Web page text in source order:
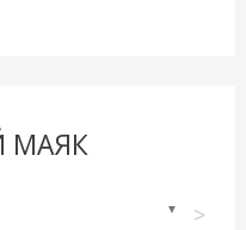
МАЯК
▼ >